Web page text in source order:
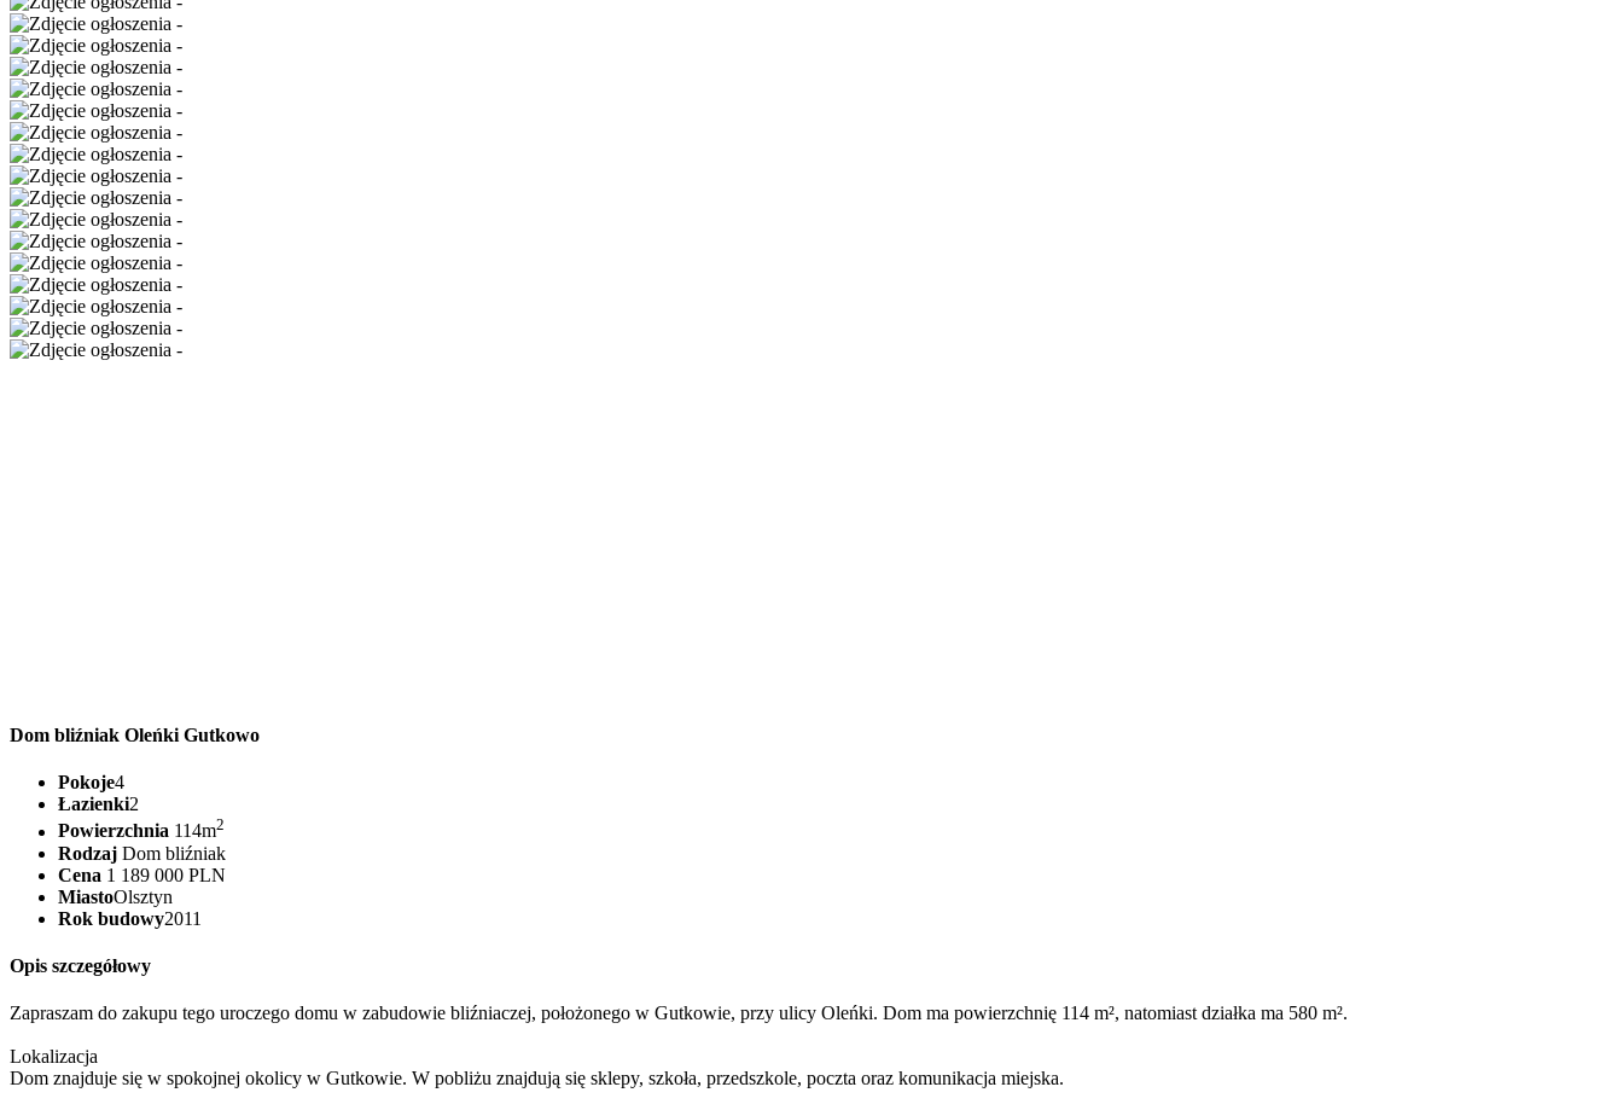
Dom bliźniak Oleńki Gutkowo
Pokoje4
Łazienki2
Powierzchnia 114m2
Rodzaj Dom bliźniak
Cena 1 189 000 PLN
MiastoOlsztyn
Rok budowy2011
Opis szczegółowy
Zapraszam do zakupu tego uroczego domu w zabudowie bliźniaczej, położonego w Gutkowie, przy ulicy Oleńki. Dom ma powierzchnię 114 m², natomiast działka ma 580 m².
Lokalizacja
Dom znajduje się w spokojnej okolicy w Gutkowie. W pobliżu znajdują się sklepy, szkoła, przedszkole, poczta oraz komunikacja miejska.